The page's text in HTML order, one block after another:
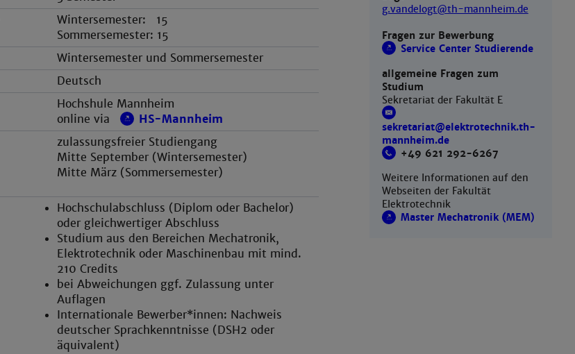
Wintersemester: 15
Sommersemester: 15
Wintersemester und Sommersemester
Deutsch
Hochshule Mannheim
online via
HS-Mannheim
zulassungsfreier Studiengang
Mitte September (Wintersemester)
Mitte März (Sommersemester)
Hochschulabschluss (Diplom oder Bachelor)
oder gleichwertiger Abschluss
Studium aus den Bereichen Mechatronik,
Elektrotechnik oder Maschinenbau mit mind.
210 Credits
bei Abweichungen ggf. Zulassung unter
Auflagen
Internationale Bewerber*innen: Nachweis
deutscher Sprachkenntnisse (DSH2 oder
äquivalent)
g.vandelogt@th-mannheim.de
Fragen zur Bewerbung
Service Center Studierende
allgemeine Fragen zum
Studium
Sekretariat der Fakultät E
sekretariat@elektrotechnik.th-
mannheim.de
+49 621 292-6267
Weitere Informationen auf den
Webseiten der Fakultät
Elektrotechnik
Master Mechatronik (MEM)